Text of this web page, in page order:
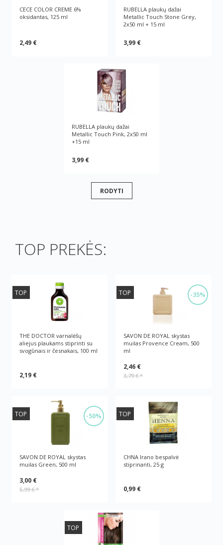
CECE COLOR CREME 6%
oksidantas, 125 ml
2,49 €
RUBELLA plaukų dažai
Metallic Touch Stone Grey,
2x50 ml + 15 ml
3,99 €
RUBELLA plaukų dažai
Metallic Touch Pink, 2x50 ml
+15 ml
3,99 €
RODYTI
TOP PREKĖS:
TOP
THE DOCTOR varnalėšų
aliejus plaukams stiprinti su
svogūnais ir česnakais, 100 ml
2,19 €
-35%
TOP
SAVON DE ROYAL skystas
muilas Provence Cream, 500
ml
2,46 €
3,79 €*
-50%
TOP
SAVON DE ROYAL skystas
muilas Green, 500 ml
3,00 €
5,99 €*
TOP
CHNA Irano bespalvė
stiprinanti, 25 g
0,99 €
TOP